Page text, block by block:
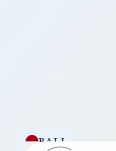
BALI